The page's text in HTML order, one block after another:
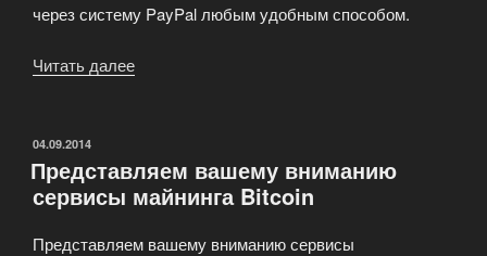
через систему PayPal любым удобным способом.
Читать далее
ОПУБЛИКОВАНО
04.09.2014
Представляем вашему вниманию
сервисы майнинга Bitcoin
Представляем вашему вниманию сервисы